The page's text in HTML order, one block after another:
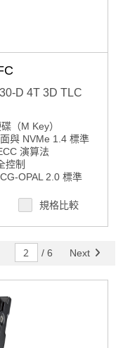
D 4T 3D TLC
（M Key）
與 NVMe 1.4 標準
演算法
控制
OPAL 2.0 標準
規格比較
/ 6 Next